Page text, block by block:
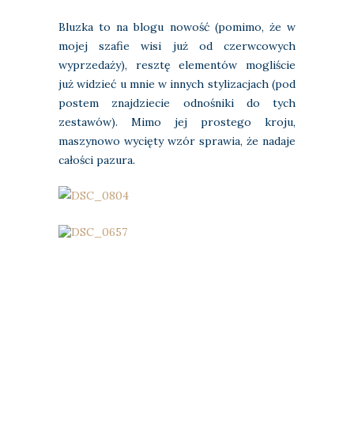
Bluzka to na blogu nowość (pomimo, że w
mojej szafie wisi już od czerwcowych
wyprzedaży), resztę elementów mogliście
już widzieć u mnie w innych stylizacjach (pod
postem znajdziecie odnośniki do tych
zestawów). Mimo jej prostego kroju,
maszynowo wycięty wzór sprawia, że nadaje
całości pazura.